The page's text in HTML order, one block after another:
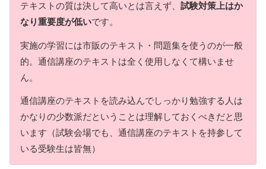
テキストの質は決して高いとは言えず、試験対策上はか
なり重要度が低いです。
実施の学習には市販のテキスト・問題集を使うのが一般
的。通信講座のテキストは全く使用しなくて構いませ
ん。
通信講座のテキストを読み込んでしっかり勉強する人は
かなりの少数派だということは理解しておくべきだと思
います（試験会場でも、通信講座のテキストを持参して
いる受験生は皆無）